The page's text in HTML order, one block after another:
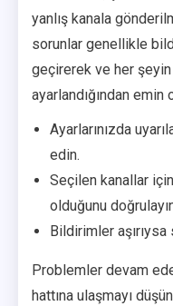
yanlış kanala
sorunlar genellikle
geçirerek ve her
ayarlandığından
Ayarlarınızda
edin.
Seçilen kanallar
olduğunu
Bildirimler aşırıysa
Problemler devam
hattına ulaşmayı